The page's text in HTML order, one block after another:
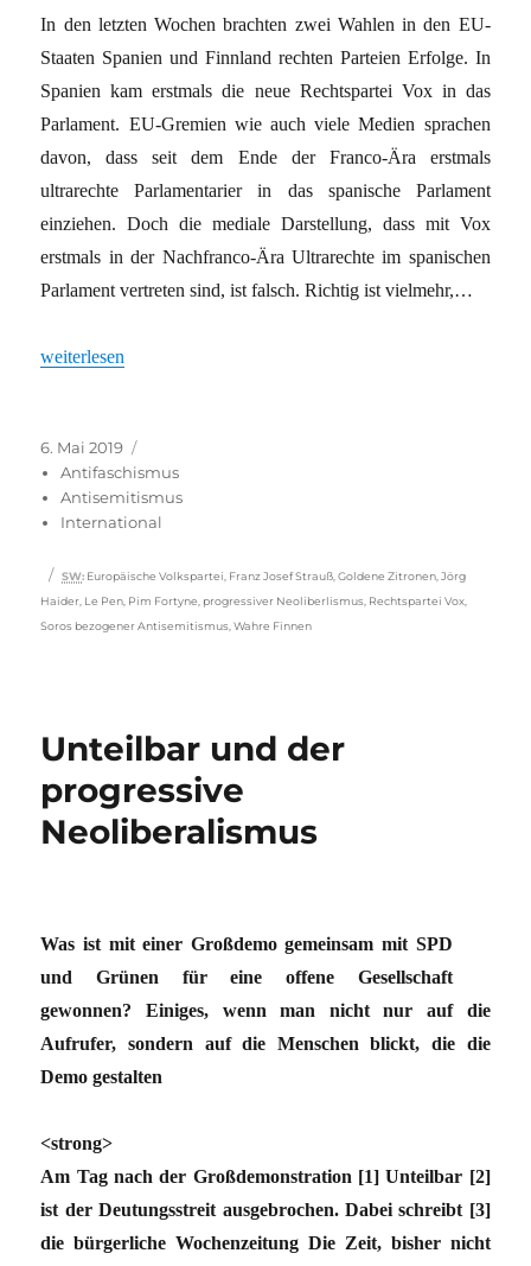
In den letzten Wochen brachten zwei Wahlen in den EU-
Staaten Spanien und Finnland rechten Parteien Erfolge. In
Spanien kam erstmals die neue Rechtspartei Vox in das
Parlament. EU-Gremien wie auch viele Medien sprachen
davon, dass seit dem Ende der Franco-Ära erstmals
ultrarechte Parlamentarier in das spanische Parlament
einziehen. Doch die mediale Darstellung, dass mit Vox
erstmals in der Nachfranco-Ära Ultrarechte im spanischen
Parlament vertreten sind, ist falsch. Richtig ist vielmehr,…
„Die Rechte gehört zur EU seit deren Gründung“
weiterlesen
Veröffentlicht
am
6. Mai 2019
Antifaschismus
Antisemitismus
International
Schlagwörter
SW: Europäische Volkspartei Franz Josef Strauß ,Goldene Zitronen ,Jörg
Haider Le Pen Pim Fortyne progressiver Neoliberlismus Rechtspartei Vox
Soros bezogener Antisemitismus ,Wahre Finnen
Unteilbar und der
progressive
Neoliberalismus
Was ist mit einer Großdemo gemeinsam mit SPD
und Grünen für eine offene Gesellschaft
gewonnen? Einiges, wenn man nicht nur auf die
Aufrufer, sondern auf die Menschen blickt, die die
Demo gestalten
<strong>
Am Tag nach der Großdemonstration [1] Unteilbar [2]
ist der Deutungsstreit ausgebrochen. Dabei schreibt [3]
die bürgerliche Wochenzeitung Die Zeit, bisher nicht